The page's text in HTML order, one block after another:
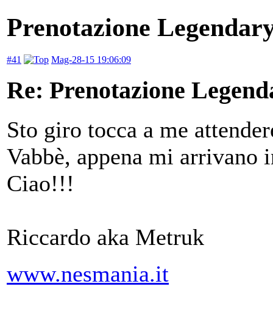
Prenotazione
#41 Mag-28-15 19:06:09
Re: Prenotazione
Sto giro tocca a me
Vabbè, appena mi
Ciao!!!
Riccardo aka Metruk
www.nesmania.it